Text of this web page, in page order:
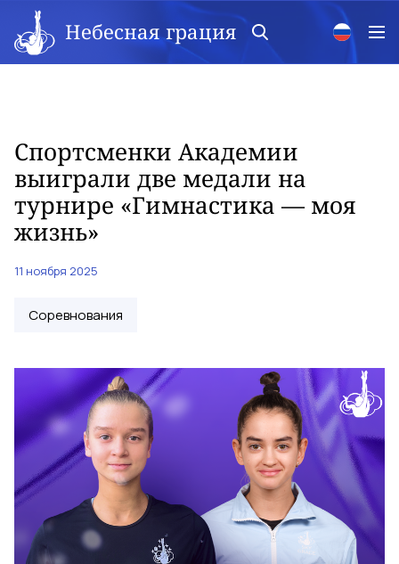
Небесная грация
Спортсменки Академии
выиграли две медали на
турнире «Гимнастика — моя
жизнь»
11 ноября 2025
Соревнования